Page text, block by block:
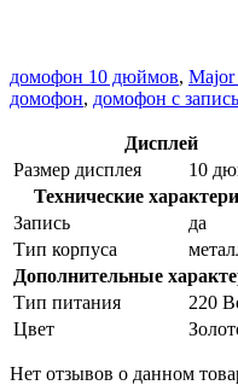
домофон 10 дюймов,
домофон, домофон с
Дисплей
Размер дисплея
10
Технические
Запись
да
Тип корпуса
Дополнительные
Тип питания
220
Цвет
Нет отзывов о данном